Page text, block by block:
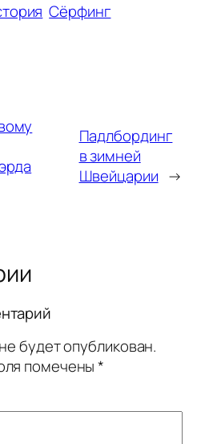
Сёрфинг
Падлбординг
в зимней
Швейцарии →
будет опубликован.
помечены*